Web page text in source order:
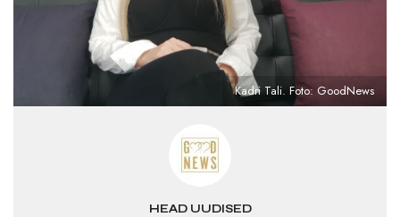
HEAD UUDISED
Kadri Tali. Foto: GoodNews